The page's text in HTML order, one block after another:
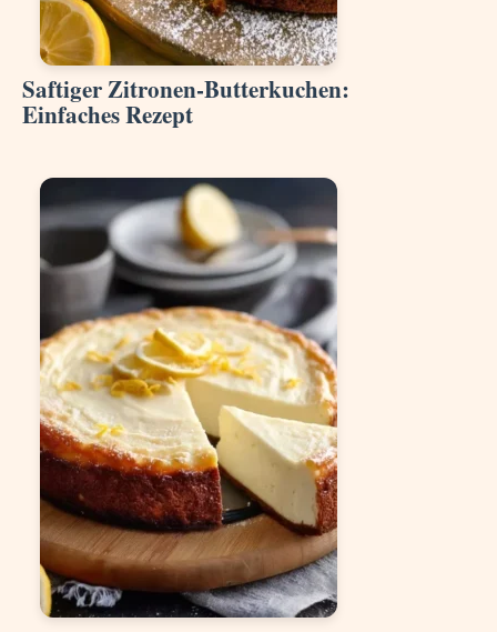
Saftiger Zitronen-Butterkuchen:
Einfaches Rezept